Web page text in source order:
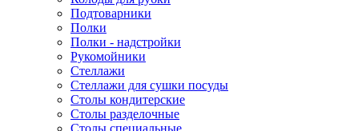
Подтоварники
Полки
Полки - надстройки
Рукомойники
Стеллажи
Стеллажи для сушки посуды
Столы кондитерские
Столы разделочные
Столы специальные